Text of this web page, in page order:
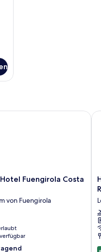
Fuengirola Costa
von Fuengirola
Fuengirola Costa del Sol